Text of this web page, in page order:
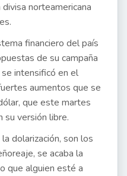
norteamericana
financiero del país
de su campaña
intensificó en el
aumentos que se
que este martes
versión libre.
dolarización, son los
se acaba la
que alguien esté a